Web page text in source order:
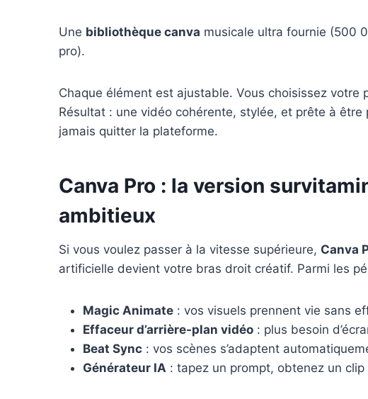
Une bibliothèque canva musicale ultra fournie (500
pro).
Chaque élément est ajustable. Vous choisissez votre
Résultat : une vidéo cohérente, stylée, et prête à
jamais quitter la plateforme.
Canva Pro : la version
ambitieux
Si vous voulez passer à la vitesse supérieure, Canva
artificielle devient votre bras droit créatif. Parmi les
Magic Animate : vos visuels prennent vie sans
Effaceur d’arrière-plan vidéo : plus besoin
Beat Sync : vos scènes s’adaptent
Générateur IA : tapez un prompt, obtenez un